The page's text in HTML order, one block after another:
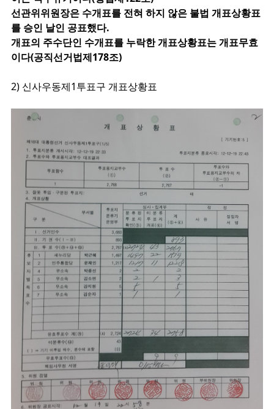
선관위위원장은 수개표를 전혀 하지 않은 불법 개표상황표
를 승인 날인 공표했다.
개표의 주수단인 수개표를 누락한 개표상황표는 개표무효
이다(공직선거법제178조)
2) 신사우동제1투표구 개표상황표